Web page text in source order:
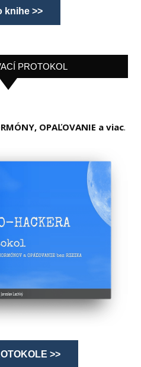
knihe >>
PROTOKOL
OPAĽOVANIE a viac.
>>